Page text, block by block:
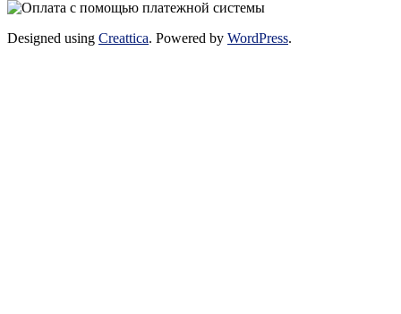
Designed using Creattica. Powered by WordPress.